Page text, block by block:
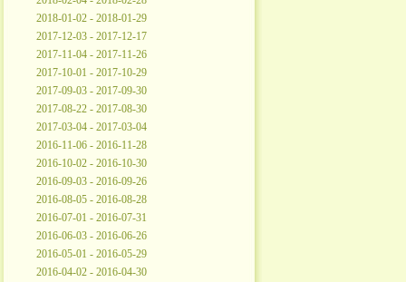
2018-01-02 - 2018-01-29
2017-12-03 - 2017-12-17
2017-11-04 - 2017-11-26
2017-10-01 - 2017-10-29
2017-09-03 - 2017-09-30
2017-08-22 - 2017-08-30
2017-03-04 - 2017-03-04
2016-11-06 - 2016-11-28
2016-10-02 - 2016-10-30
2016-09-03 - 2016-09-26
2016-08-05 - 2016-08-28
2016-07-01 - 2016-07-31
2016-06-03 - 2016-06-26
2016-05-01 - 2016-05-29
2016-04-02 - 2016-04-30